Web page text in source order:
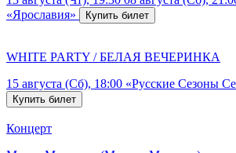
«Ярославия»
WHITE PARTY / БЕЛАЯ ВЕЧЕРИНКА
15 августа (Сб), 18:00 «Русские Сезоны
Концерт